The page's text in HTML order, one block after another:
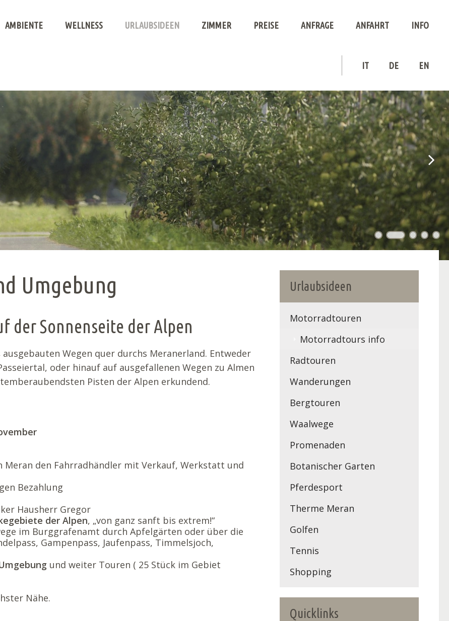
AMBIENTE WELLNESS URLAUBSIDEEN
Wanderungen
Bergtouren
Waalwege
Promenaden
Botanischer Garten
Pferdesport
Therme Meran
Golfen
ZIMMER PREISE ANFRAGE ANFAHRT INFO
Das Wetter
Fotogallery
IT DE EN
Umgebung
der Sonnenseite der Alpen
Wegen quer durchs Meranerland. Entweder
oder hinauf auf ausgefallenen Wegen zu Almen
Pisten der Alpen erkundend.
Meran den Fahrradhändler mit Verkauf, Werkstatt und
Bezahlung
Hausherr Gregor
der Alpen, „von ganz sanft bis extrem!“
im Burggrafenamt durch Apfelgärten oder über die
Gampenpass, Jaufenpass, Timmelsjoch,
und weiter Touren ( 25 Stück im Gebiet
Nähe.
Urlaubsideen
Motorradtouren
Motorradtours info
Radtouren
Wanderungen
Bergtouren
Waalwege
Promenaden
Botanischer Garten
Pferdesport
Therme Meran
Golfen
Tennis
Shopping
Quicklinks